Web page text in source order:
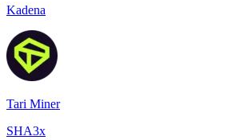
Kadena
Tari Miner
SHA3x